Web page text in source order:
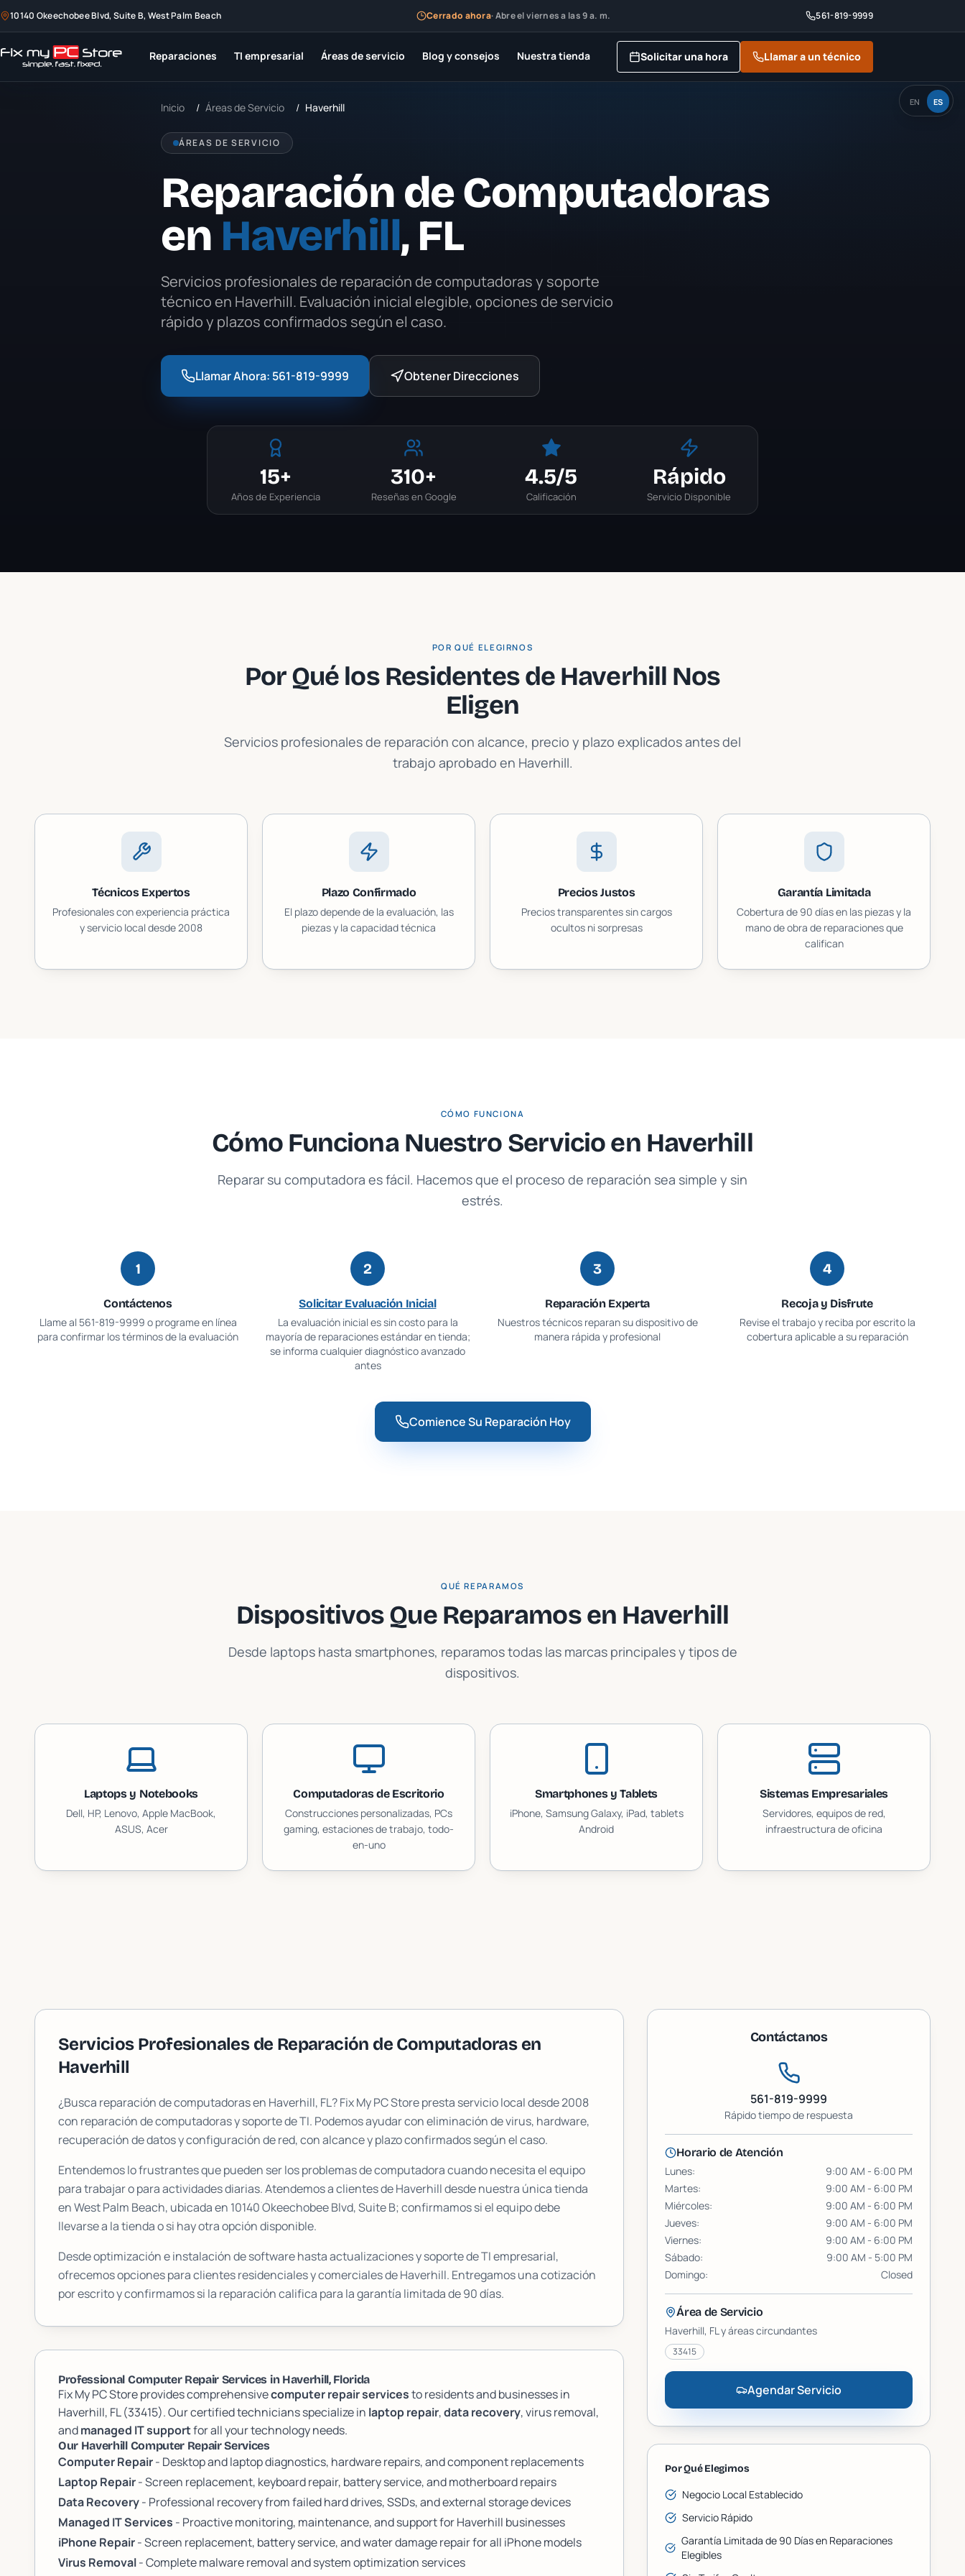
10140 Okeechobee Blvd, Suite B, West Palm Beach Cerrado ahora·Abre el viernes a las 9 a. m. 561-819-9999
Reparaciones TI empresarial Áreas de servicio Blog y consejos Nuestra tienda Solicitar una hora Llamar a un técnico
ES
EN
Inicio / Áreas de Servicio / Haverhill
ÁREAS DE SERVICIO
Reparación de Computadoras
en Haverhill, FL
Servicios profesionales de reparación de computadoras y soporte
técnico en Haverhill. Evaluación inicial elegible, opciones de servicio
rápido y plazos confirmados según el caso.
Llamar Ahora: 561-819-9999 Obtener Direcciones
15+
Años de Experiencia
310+
Reseñas en Google
4.5/5
Calificación
Rápido
Servicio Disponible
POR QUÉ ELEGIRNOS
Por Qué los Residentes de Haverhill Nos
Eligen
Servicios profesionales de reparación con alcance, precio y plazo explicados antes del
trabajo aprobado en Haverhill.
Técnicos Expertos
Profesionales con experiencia práctica
y servicio local desde 2008
Plazo Confirmado
El plazo depende de la evaluación, las
piezas y la capacidad técnica
Precios Justos
Precios transparentes sin cargos
ocultos ni sorpresas
Garantía Limitada
Cobertura de 90 días en las piezas y la
mano de obra de reparaciones que
califican
CÓMO FUNCIONA
Cómo Funciona Nuestro Servicio en Haverhill
Reparar su computadora es fácil. Hacemos que el proceso de reparación sea simple y sin
estrés.
1
Contáctenos
Llame al 561-819-9999 o programe en línea
para confirmar los términos de la evaluación
2
Solicitar Evaluación Inicial
La evaluación inicial es sin costo para la
mayoría de reparaciones estándar en tienda;
se informa cualquier diagnóstico avanzado
antes
3
Reparación Experta
Nuestros técnicos reparan su dispositivo de
manera rápida y profesional
4
Recoja y Disfrute
Revise el trabajo y reciba por escrito la
cobertura aplicable a su reparación
Comience Su Reparación Hoy
QUÉ REPARAMOS
Dispositivos Que Reparamos en Haverhill
Desde laptops hasta smartphones, reparamos todas las marcas principales y tipos de
dispositivos.
Laptops y Notebooks
Dell, HP, Lenovo, Apple MacBook,
ASUS, Acer
Computadoras de Escritorio
Construcciones personalizadas, PCs
gaming, estaciones de trabajo, todo-
en-uno
Smartphones y Tablets
iPhone, Samsung Galaxy, iPad, tablets
Android
Sistemas Empresariales
Servidores, equipos de red,
infraestructura de oficina
Servicios Profesionales de Reparación de Computadoras en
Haverhill
¿Busca reparación de computadoras en Haverhill, FL? Fix My PC Store presta servicio local desde 2008
con reparación de computadoras y soporte de TI. Podemos ayudar con eliminación de virus, hardware,
recuperación de datos y configuración de red, con alcance y plazo confirmados según el caso.
Entendemos lo frustrantes que pueden ser los problemas de computadora cuando necesita el equipo
para trabajar o para actividades diarias. Atendemos a clientes deHaverhilldesde nuestra única tienda
en West Palm Beach, ubicada en 10140 Okeechobee Blvd, Suite B; confirmamos si el equipo debe
llevarse a la tienda o si hay otra opción disponible.
Desde optimización e instalación de software hasta actualizaciones y soporte de TI empresarial,
ofrecemos opciones para clientes residenciales y comerciales deHaverhill. Entregamos una cotización
por escrito y confirmamos si la reparación califica para la garantía limitada de 90 días.
Professional Computer Repair Services in Haverhill, Florida
Fix My PC Store provides comprehensivecomputer repair servicesto residents and businesses in
Haverhill, FL (33415). Our certified technicians specialize in laptop repair,data recovery, virus removal,
andmanaged IT supportfor all your technology needs.
Our Haverhill Computer Repair Services
Computer Repair- Desktop and laptop diagnostics, hardware repairs, and component replacements
Laptop Repair- Screen replacement, keyboard repair, battery service, and motherboard repairs
Data Recovery- Professional recovery from failed hard drives, SSDs, and external storage devices
Managed IT Services - Proactive monitoring, maintenance, and support for Haverhill businesses
iPhone Repair- Screen replacement, battery service, and water damage repair for all iPhone models
Virus Removal- Complete malware removal and system optimization services
Contáctanos
561-819-9999
Rápidotiempo de respuesta
Horario de Atención
Lunes:
9:00 AM - 6:00 PM
Martes:
9:00 AM - 6:00 PM
Miércoles:
9:00 AM - 6:00 PM
Jueves:
9:00 AM - 6:00 PM
Viernes:
9:00 AM - 6:00 PM
Sábado:
9:00 AM - 5:00 PM
Domingo: Closed
Área de Servicio
Haverhill, FL y áreas circundantes
33415
Agendar Servicio
Por Qué Elegirnos
Negocio Local Establecido
Servicio Rápido
Garantía Limitada de 90 Días en Reparaciones
Elegibles